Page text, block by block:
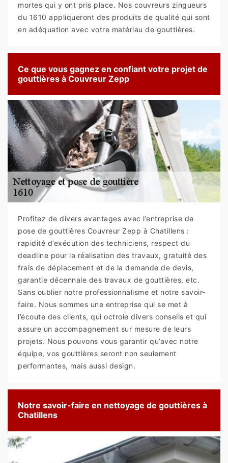
mortes qui y ont pris place. Nos couvreurs zingueurs
du 1610 appliqueront des produits de qualité qui sont
en adéquation avec votre matériau de gouttières.
Ce que vous gagnez en confiant votre projet de
gouttières à Couvreur Zepp
Profitez de divers avantages avec l’entreprise de
pose de gouttières Couvreur Zepp à Chatillens :
rapidité d’exécution des techniciens, respect du
deadline pour la réalisation des travaux, gratuité des
frais de déplacement et de la demande de devis,
garantie décennale des travaux de gouttières, etc.
Sans oublier notre professionnalisme et notre savoir-
faire. Nous sommes une entreprise qui se met à
l’écoute des clients, qui octroie divers conseils et qui
assure un accompagnement sur mesure de leurs
projets. Nous pouvons vous garantir qu’avec notre
équipe, vos gouttières seront non seulement
performantes, mais aussi design.
Notre savoir-faire en nettoyage de gouttières à
Chatillens